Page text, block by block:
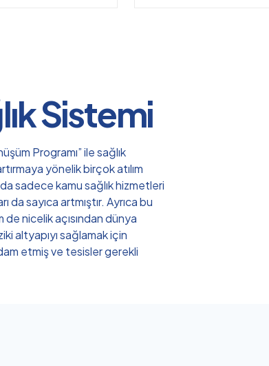
Sistemi
Programı” ile sağlık
yönelik birçok atılım
sadece kamu sağlık hizmetleri
da sayıca artmıştır. Ayrıca bu
nicelik açısından dünya
altyapıyı sağlamak için
etmiş ve tesisler gerekli